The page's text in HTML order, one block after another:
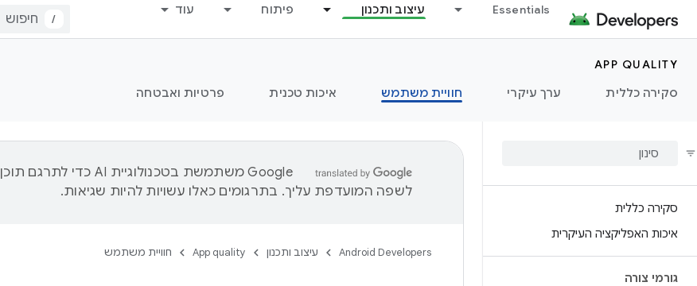
Essentials עיצוב ותכנון פיתוח עוד
/
APP QUALITY
סקירה כללית
ערך עיקרי חוויית משתמש איכות טכנית פרטיות ואבטחה
סקירה כללית
איכות האפליקציה העיקרית
גורמי צורה
‫Google משתמשת בטכנולוגיית AI כדי לתרגם תוכן
לשפה המועדפת עליך. בתרגומים כאלו עשויות להיות שגיאות.
Android Developers עיצוב ותכנון App quality חוויית משתמש